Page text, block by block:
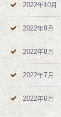
2022年10月
2022年9月
2022年8月
2022年7月
2022年6月